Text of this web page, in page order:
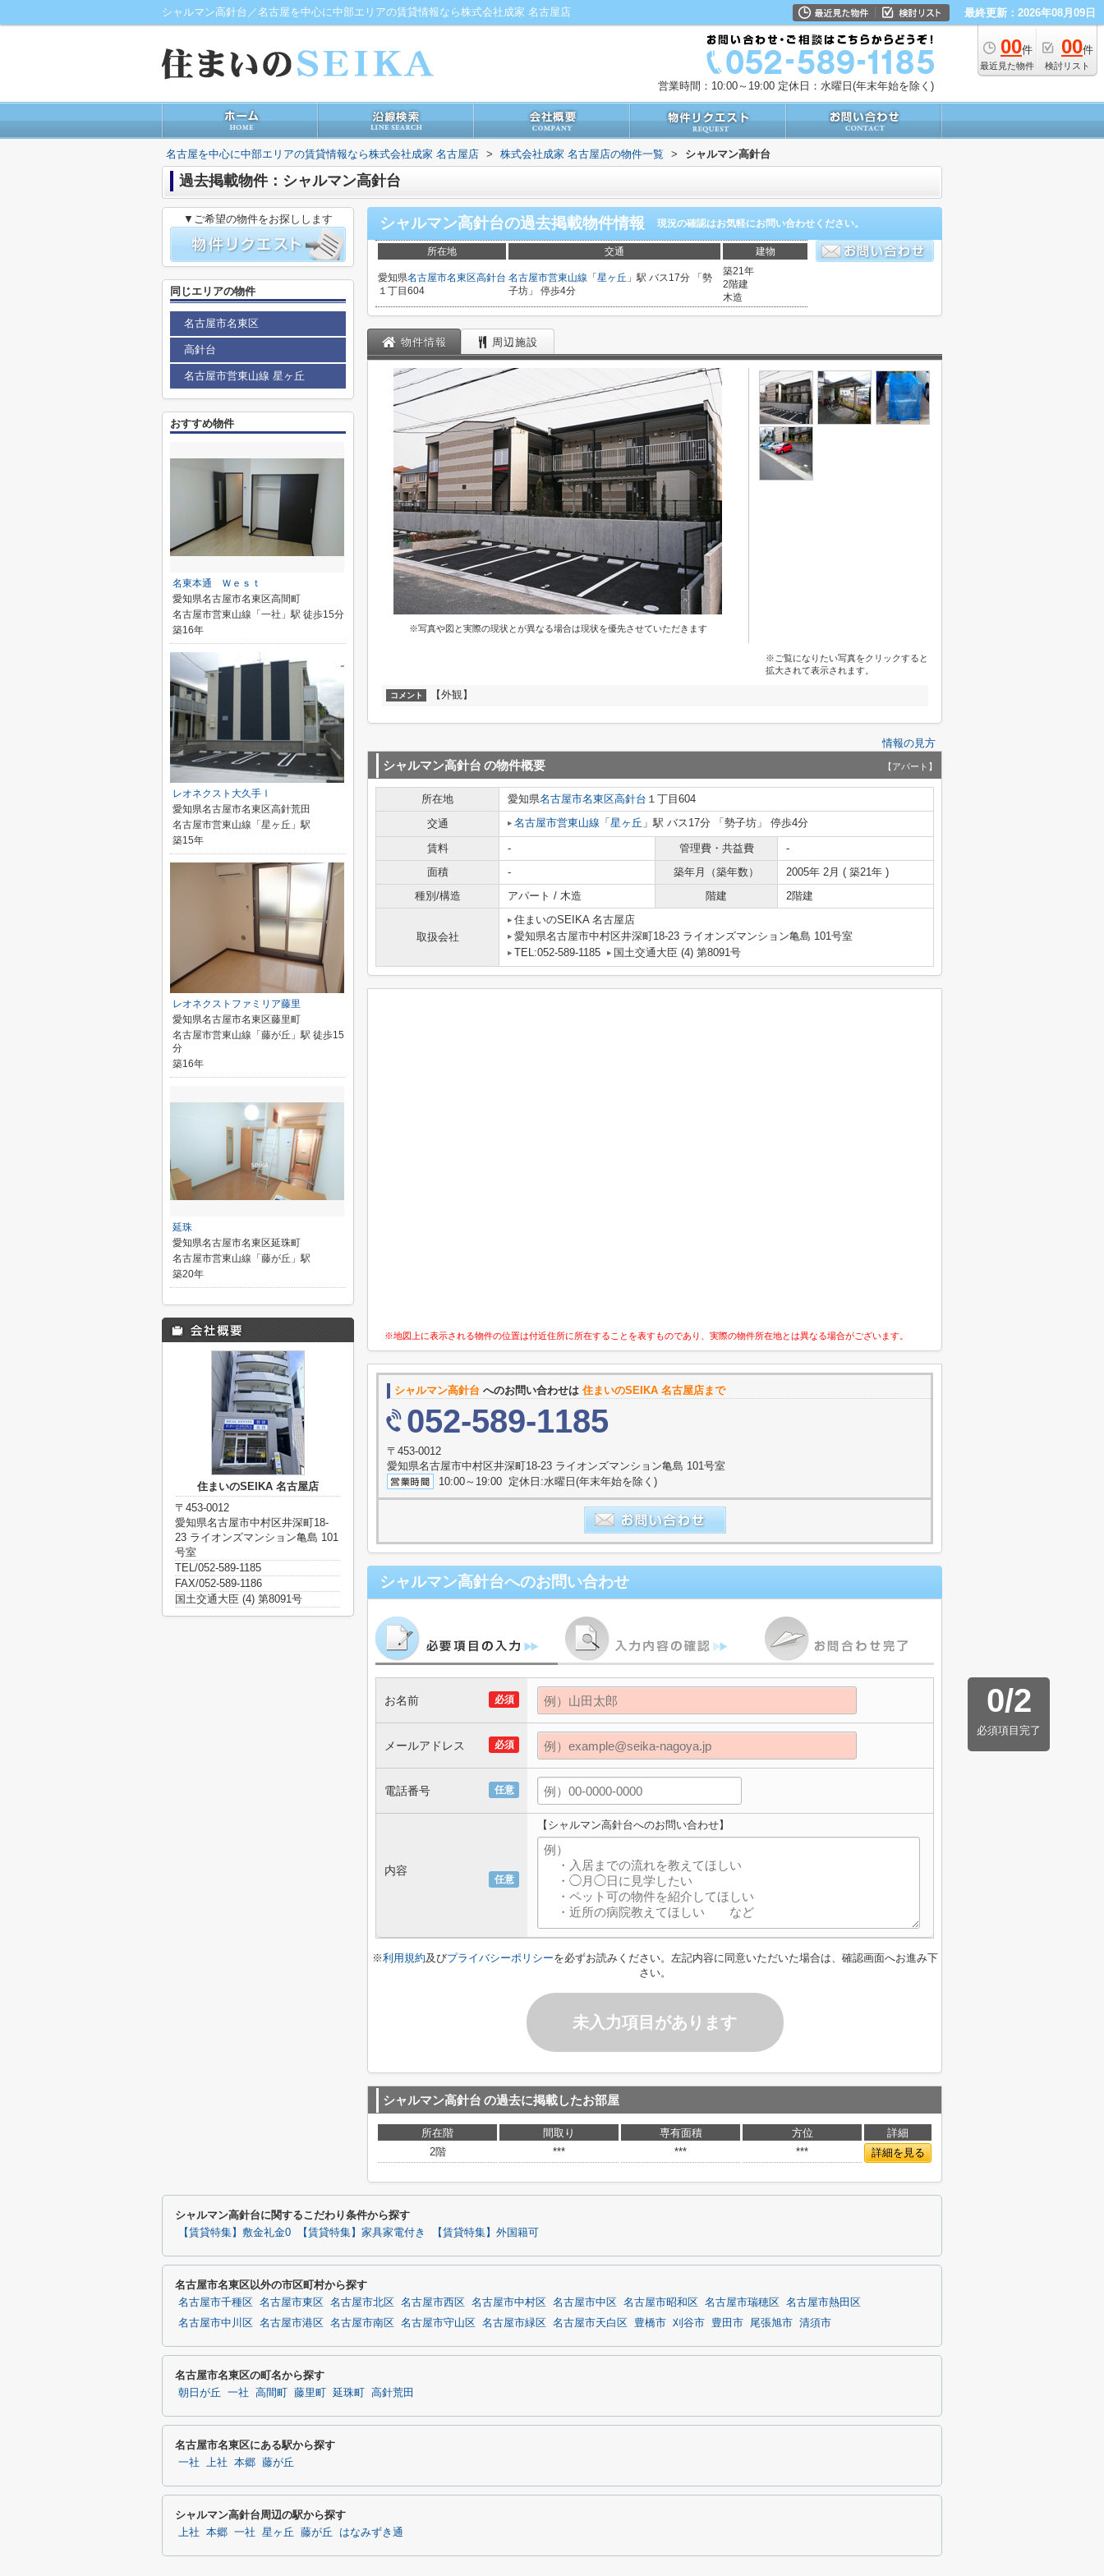
シャルマン高針台／名古屋を中心に中部エリアの賃貸情報なら株式会社成家 名古屋店 最終更新：2026年08月09日
00件
最近見た物件
00件
検討リスト
営業時間：10:00～19:00 定休日：水曜日(年末年始を除く)
名古屋を中心に中部エリアの賃貸情報なら株式会社成家 名古屋店 > 株式会社成家 名古屋店の物件一覧 > シャルマン高針台
過去掲載物件：シャルマン高針台
シャルマン高針台の過去掲載物件情報 現況の確認はお気軽にお問い合わせください。
所在地 交通 建物
愛知県名古屋市名東区高針台
１丁目604
名古屋市営東山線 「 星ヶ丘 」駅 バス17分 「勢
子坊」 停歩4分
築21年
2階建
木造
物件情報 周辺施設
※写真や図と実際の現状とが異なる場合は現状を優先させていただきます
※ご覧になりたい写真をクリックすると
拡大されて表示されます。
コメント 【外観】
情報の見方
シャルマン高針台 の物件概要 【アパート】
所在地 愛知県名古屋市名東区高針台 １丁目604
交通
名古屋市営東山線 「 星ヶ丘 」駅 バス17分 「勢子坊」 停歩4分
賃料 - 管理費・共益費
-
面積
- 築年月（築年数）
2005年 2月 ( 築21年 )
種別/構造
アパート / 木造 階建 2階建
取扱会社
住まいのSEIKA 名古屋店
愛知県名古屋市中村区井深町18-23 ライオンズマンション亀島 101号室
TEL:052-589-1185
国土交通大臣 (4) 第8091号
※地図上に表示される物件の位置は付近住所に所在することを表すものであり、実際の物件所在地とは異なる場合がございます。
シャルマン高針台 へのお問い合わせは 住まいのSEIKA 名古屋店まで
052-589-1185
〒453-0012
愛知県名古屋市中村区井深町18-23 ライオンズマンション亀島 101号室
10:00～19:00 定休日:水曜日(年末年始を除く)
シャルマン高針台へのお問い合わせ
0/2
必須項目完了
必須
お名前
必須
メールアドレス
任意
電話番号
任意
内容
【シャルマン高針台へのお問い合わせ】
※利用規約及びプライバシーポリシーを必ずお読みください。左記内容に同意いただいた場合は、確認画面へお進み下
さい。
未入力項目があります
シャルマン高針台 の過去に掲載したお部屋
所在階 間取り 専有面積 方位
詳細
2階
*** *** *** 詳細を見る
▼ご希望の物件をお探しします
同じエリアの物件
名古屋市名東区
高針台
名古屋市営東山線 星ヶ丘
おすすめ物件
名東本通 Ｗｅｓｔ
愛知県名古屋市名東区高間町
名古屋市営東山線「一社」駅 徒歩15分
築16年
レオネクスト大久手Ⅰ
愛知県名古屋市名東区高針荒田
名古屋市営東山線「星ヶ丘」駅
築15年
レオネクストファミリア藤里
愛知県名古屋市名東区藤里町
名古屋市営東山線「藤が丘」駅 徒歩15
分
築16年
延珠
愛知県名古屋市名東区延珠町
名古屋市営東山線「藤が丘」駅
築20年
住まいのSEIKA 名古屋店
〒453-0012
愛知県名古屋市中村区井深町18-
23 ライオンズマンション亀島 101
号室
TEL/052-589-1185
FAX/052-589-1186
国土交通大臣 (4) 第8091号
シャルマン高針台に関するこだわり条件から探す
【賃貸特集】敷金礼金0 【賃貸特集】家具家電付き 【賃貸特集】外国籍可
名古屋市名東区以外の市区町村から探す
名古屋市千種区 名古屋市東区 名古屋市北区 名古屋市西区 名古屋市中村区 名古屋市中区 名古屋市昭和区 名古屋市瑞穂区
名古屋市熱田区
名古屋市中川区
名古屋市港区 名古屋市南区 名古屋市守山区 名古屋市緑区 名古屋市天白区 豊橋市 刈谷市 豊田市 尾張旭市 清須市
名古屋市名東区の町名から探す
朝日が丘 一社 高間町 藤里町 延珠町 高針荒田
名古屋市名東区にある駅から探す
一社 上社 本郷 藤が丘
シャルマン高針台周辺の駅から探す
上社 本郷 一社 星ヶ丘 藤が丘 はなみずき通